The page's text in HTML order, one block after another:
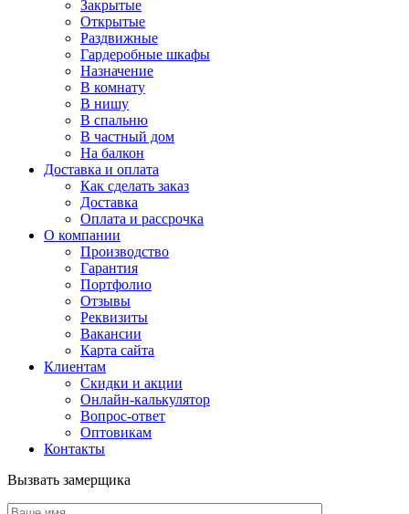
Закрытые
Открытые
Раздвижные
Гардеробные шкафы
Назначение
В комнату
В нишу
В спальню
В частный дом
На балкон
Доставка и оплата
Как сделать заказ
Доставка
Оплата и рассрочка
О компании
Производство
Гарантия
Портфолио
Отзывы
Реквизиты
Вакансии
Карта сайта
Клиентам
Скидки и акции
Онлайн-калькулятор
Вопрос-ответ
Оптовикам
Контакты
Вызвать замерщика